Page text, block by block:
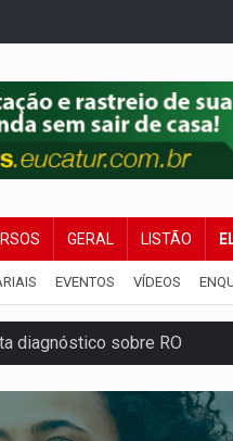
GERAL LISTÃO
EVENTOS VÍDEOS
diagnóstico sobre RO
de Rondônia em
da Força Tática na zona Sul